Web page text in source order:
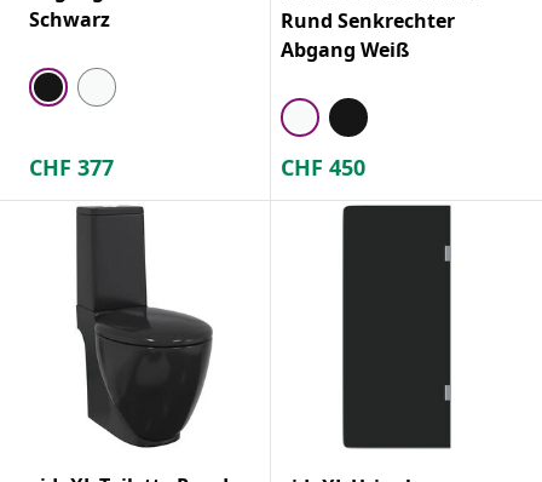
Schwarz
CHF 377
Rund Senkrechter
Abgang Weiß
CHF 450